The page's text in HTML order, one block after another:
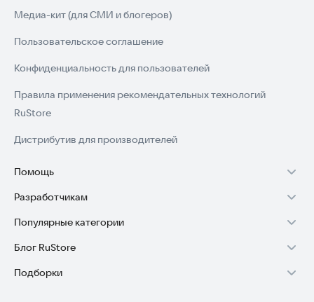
Медиа-кит (для СМИ и блогеров)
Пользовательское соглашение
Конфиденциальность для пользователей
Правила применения рекомендательных технологий
RuStore
Дистрибутив для производителей
Помощь
Установка RuStore на TV
Установка RuStore на телефон
Установка RuStore в машину
Помощь пользователям RuStore
Разработчикам
Зарабатывать с RuStore
Стать разработчиком
Доступ к RuStore Консоль
Популярные категории
Игры для Android
Приложения банков
Блог RuStore
Обзоры игр для Android 2025
Подборки